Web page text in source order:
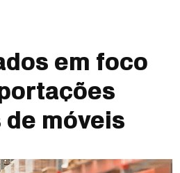
em foco
móveis